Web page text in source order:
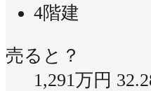
4階建
売ると？
1,291万円